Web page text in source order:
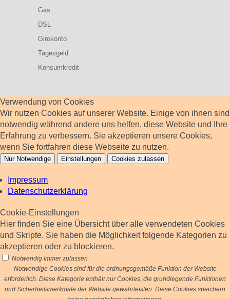
Gas
DSL
Girokonto
Tagesgeld
Konsumkredit
Verwendung von Cookies
Wir nutzen Cookies auf unserer Website. Einige von ihnen sind
notwendig während andere uns helfen, diese Website und Ihre
Erfahrung zu verbessern. Sie akzeptieren unsere Cookies,
wenn Sie fortfahren diese Webseite zu nutzen.
Nur Notwendige Einstellungen Cookies zulassen
Impressum
Datenschutzerklärung
Cookie-Einstellungen
Hier finden Sie eine Übersicht über alle verwendeten Cookies
und Skripte. Sie haben die Möglichkeit folgende Kategorien zu
akzeptieren oder zu blockieren.
Notwendig Immer zulassen
Notwendige Cookies sind für die ordnungsgemäße Funktion der Website
erforderlich. Diese Kategorie enthält nur Cookies, die grundlegende Funktionen
und Sicherheitsmerkmale der Website gewährleisten. Diese Cookies speichern